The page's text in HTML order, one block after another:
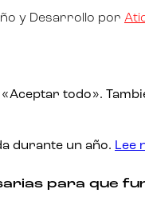
y Desarrollo por
todo».
durante un año. Lee
para que